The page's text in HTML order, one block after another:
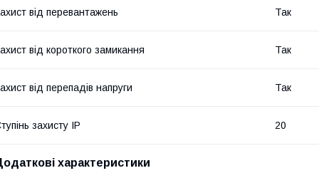
від перевантажень Так
від короткого замикання Так
від перепадів напруги Так
захисту IP 20
характеристики